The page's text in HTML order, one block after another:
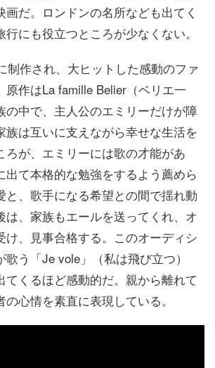
だ。ロンドンの名所なども出てく
にも役立つところが少なくない。
制作され、大ヒットした感動のファ
原作はLa famille Belier（ベリエ一
の中で、主人公のエミリーだけが障
族は互いに支えながら幸せな生活を
ろが、エミリーには歌の才能があ
出て本格的な勉強をするよう薦めら
と、歌手になる希望との間で揺れ動
は、家族もエールを送ってくれ、オ
け、見事合格する。このオーディシ
歌う「Je vole」（私は飛び立つ）
てくるほど感動的だ。親から離れて
心情を素直に表現している。